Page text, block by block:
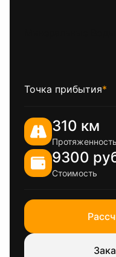
Точка прибытия*
310 км
Протяженность
9300
Стоимость